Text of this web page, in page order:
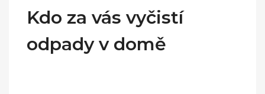
Kdo za vás vyčistí
odpady v domě